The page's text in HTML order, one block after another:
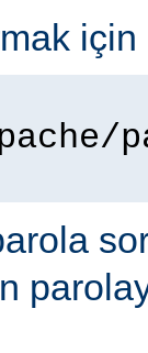
için